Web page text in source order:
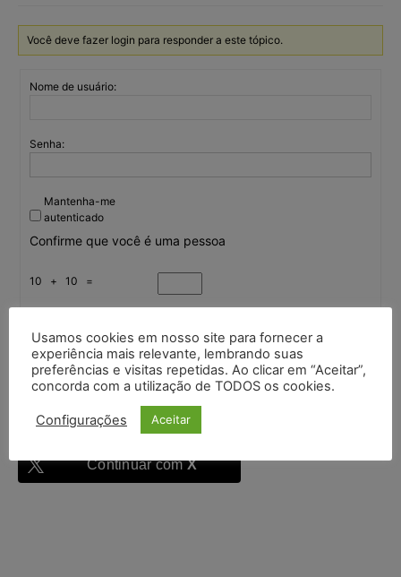
Você deve fazer login para responder a este tópico.
Nome de usuário:
Senha:
Mantenha-me
autenticado
Confirme que você é uma pessoa
10 + 10 =
Entrar
Continuar comGoogle
Continuar comX
Usamos cookies em nosso site para fornecer a
experiência mais relevante, lembrando suas
preferências e visitas repetidas. Ao clicar em “Aceitar”,
concorda com a utilização de TODOS os cookies.
Configurações Aceitar